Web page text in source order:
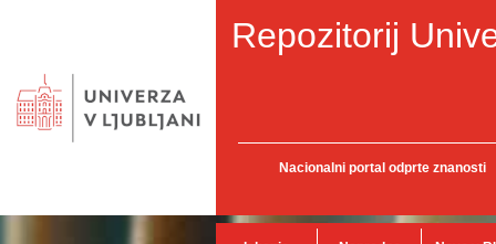
Repozitorij
Nacionalni portal odprte znanosti